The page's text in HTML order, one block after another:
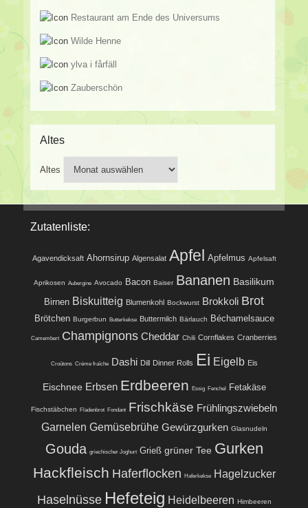
Restaurant am Ende des Universums
Wilde Henne
ylva i fårfäll
Zauberschön
Altes
Altes
Zutatenliste:
Agavendicksaft Ahornsirup Algensalat Apfel Apfelmus Apfelsaft
Aprikosen Aubergine Avocado Bacon Baiser Bananen Basilikum
Birnen Biskuitteig Blumenkohl Bockwurst Brokkoli Brot
Brötchen Burgerbun Butterkekse Buttermilch Bärlauch Béchamelsauce
Camembert Champignons Cheddar Chili Cornflakes Cranberries
Croûtons Crème fraîche Dashi Dill Dinner Rolls Ei Eigelb Eis
Eischnee Erbsen Erdbeeren Essig Fenchel Fetakäse
Fischstäbchen Fladenbrot Fondant Frischkäse Frühlingszwiebeln
Garnelen Gemüsebrühe Gewürzgurken Glasnudeln
Gouda griechischer Joghurt Grieß grüner Tee Gurken
Hackfleisch Haferflocken Haferkekse Hagelzucker
Haselnüsse Hefeteig Heidelbeeren Himbeeren